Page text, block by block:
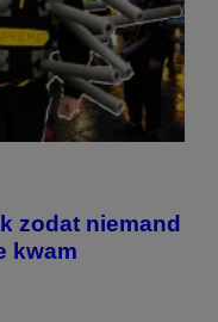
zodat niemand
kwam